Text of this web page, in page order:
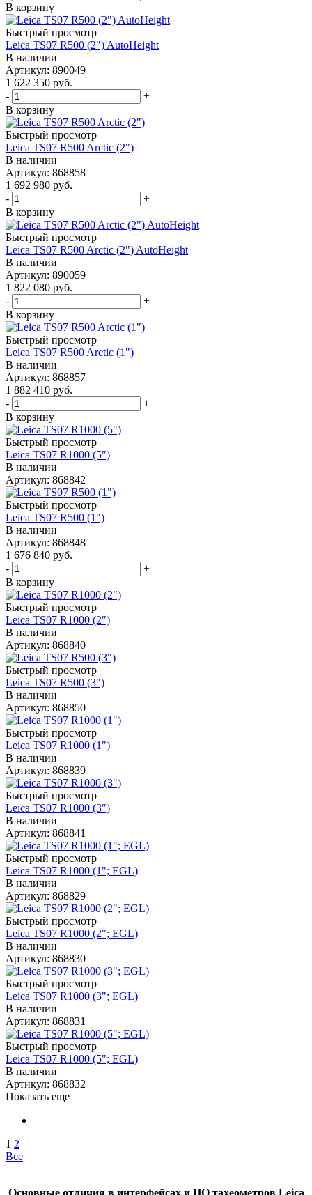
В корзину
Быстрый просмотр
Leica TS07 R500 (2") AutoHeight
В наличии
Артикул: 890049
1 622 350 руб.
-
+
В корзину
Быстрый просмотр
Leica TS07 R500 Arctic (2")
В наличии
Артикул: 868858
1 692 980 руб.
-
+
В корзину
Быстрый просмотр
Leica TS07 R500 Arctic (2") AutoHeight
В наличии
Артикул: 890059
1 822 080 руб.
-
+
В корзину
Быстрый просмотр
Leica TS07 R500 Arctic (1")
В наличии
Артикул: 868857
1 882 410 руб.
-
+
В корзину
Быстрый просмотр
Leica TS07 R1000 (5")
В наличии
Артикул: 868842
Быстрый просмотр
Leica TS07 R500 (1")
В наличии
Артикул: 868848
1 676 840 руб.
-
+
В корзину
Быстрый просмотр
Leica TS07 R1000 (2")
В наличии
Артикул: 868840
Быстрый просмотр
Leica TS07 R500 (3")
В наличии
Артикул: 868850
Быстрый просмотр
Leica TS07 R1000 (1")
В наличии
Артикул: 868839
Быстрый просмотр
Leica TS07 R1000 (3")
В наличии
Артикул: 868841
Быстрый просмотр
Leica TS07 R1000 (1"; EGL)
В наличии
Артикул: 868829
Быстрый просмотр
Leica TS07 R1000 (2"; EGL)
В наличии
Артикул: 868830
Быстрый просмотр
Leica TS07 R1000 (3"; EGL)
В наличии
Артикул: 868831
Быстрый просмотр
Leica TS07 R1000 (5"; EGL)
В наличии
Артикул: 868832
Показать еще
1 2
Все
Основные отличия в интерфейсах и ПО тахеометров Leica